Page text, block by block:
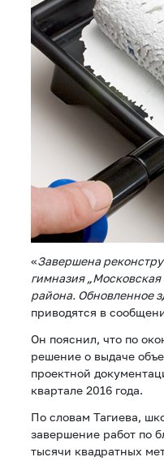
«Завершена
гимназия
района. Обновленное
приводятся в
Он пояснил, что по
решение о выдаче
проектной
квартале 2016 года.
По словам Тагиева,
завершение работ по
тысячи квадратных